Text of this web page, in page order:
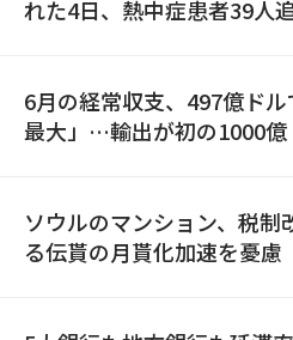
れた4日、熱中症患者39人
6月の経常収支、497億ド
最大」…輸出が初の1000億
ソウルのマンション、税制
る伝貰の月貰化加速を憂慮